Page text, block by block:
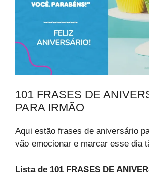
101 FRASES DE
PARA IRMÃO
Aqui estão frases de aniversário
vão emocionar e marcar esse dia
Lista de 101 FRASES DE